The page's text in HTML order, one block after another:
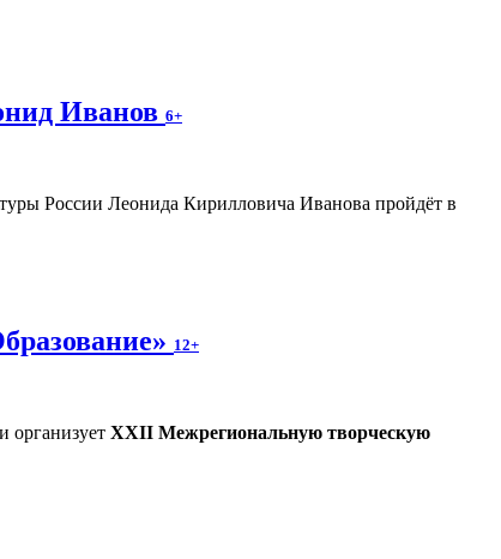
Иванов 6+
России Леонида Кирилловича Иванова пройдёт в
12+
организует XXII Межрегиональную творческую